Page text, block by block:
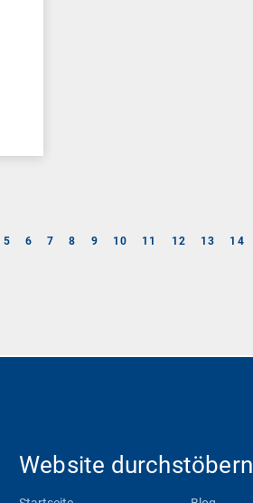
5 6 7 8 9 10 11 12 13 14
Website durchstöbern